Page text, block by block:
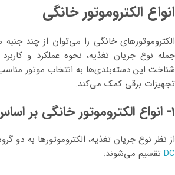
انواع الکتروموتور خانگی
الکتروموتورهای خانگی را می‌توان از چند
جمله نوع جریان تغذیه، نحوه عملکرد و
شناخت این دسته‌بندی‌ها به انتخاب موتور مناسب
تجهیزات برقی کمک می‌کند.
۱- انواع الکتروموتور خانگی بر اساس نوع جریان
از نظر نوع جریان تغذیه، الکتروموتورها به دو
DC تقسیم می‌شوند: